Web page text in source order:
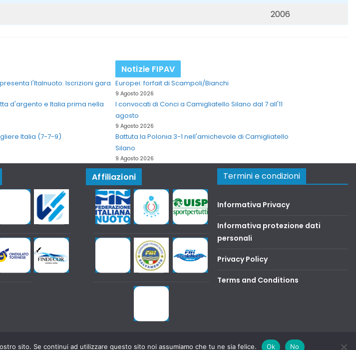
2006
l'Italnuoto. Iscrizioni gara
d'argento e Italia prima nella
Italia (7-7-9)
Notizie FIPAV
Europei: forfait di Scampoli/Bianchi
9 Agosto 2026
I convocati di Conci a Camigliatello Silano dal 7 all'11
agosto
9 Agosto 2026
Battuta la Polonia 3-1 nell'amichevole di Camigliatello
Silano
9 Agosto 2026
Affiliazioni Termini e condizioni
Informativa Privacy
Informativa protezione dati
personali
Privacy Policy
Terms and Conditions
sito. Se continui ad utilizzare questo sito noi assumiamo che tu ne sia felice. Ok No